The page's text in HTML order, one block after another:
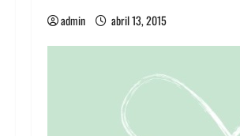
admin abril 13, 2015